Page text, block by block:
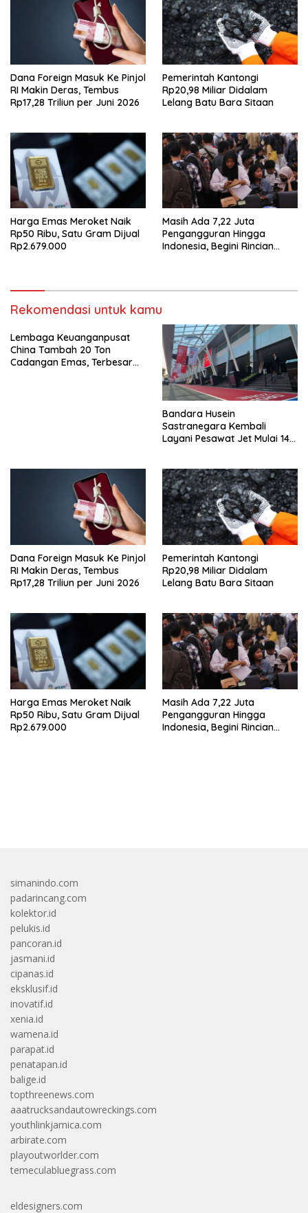
Dana Foreign Masuk Ke Pinjol
RI Makin Deras, Tembus
Rp17,28 Triliun per Juni 2026
Pemerintah Kantongi
Rp20,98 Miliar Didalam
Lelang Batu Bara Sitaan
Harga Emas Meroket Naik
Rp50 Ribu, Satu Gram Dijual
Rp2.679.000
Masih Ada 7,22 Juta
Pengangguran Hingga
Indonesia, Begini Rincian
Rekomendasi untuk kamu
Lembaga Keuanganpusat
China Tambah 20 Ton
Cadangan Emas, Terbesar
Bandara Husein
Sastranegara Kembali
Layani Pesawat Jet Mulai 14
Dana Foreign Masuk Ke Pinjol
RI Makin Deras, Tembus
Rp17,28 Triliun per Juni 2026
Pemerintah Kantongi
Rp20,98 Miliar Didalam
Lelang Batu Bara Sitaan
Harga Emas Meroket Naik
Rp50 Ribu, Satu Gram Dijual
Rp2.679.000
Masih Ada 7,22 Juta
Pengangguran Hingga
Indonesia, Begini Rincian
simanindo.com
padarincang.com
kolektor.id
pelukis.id
pancoran.id
jasmani.id
cipanas.id
eksklusif.id
inovatif.id
xenia.id
wamena.id
parapat.id
penatapan.id
balige.id
topthreenews.com
aaatrucksandautowreckings.com
youthlinkjamica.com
arbirate.com
playoutworlder.com
temeculabluegrass.com
eldesigners.com